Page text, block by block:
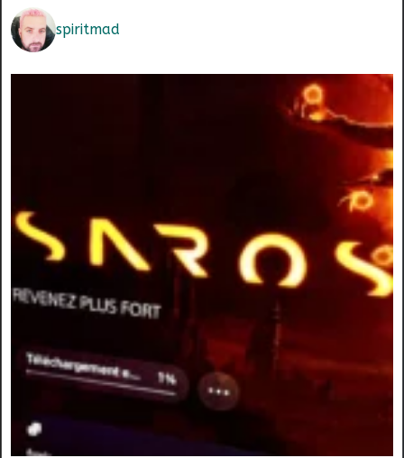
spiritmad